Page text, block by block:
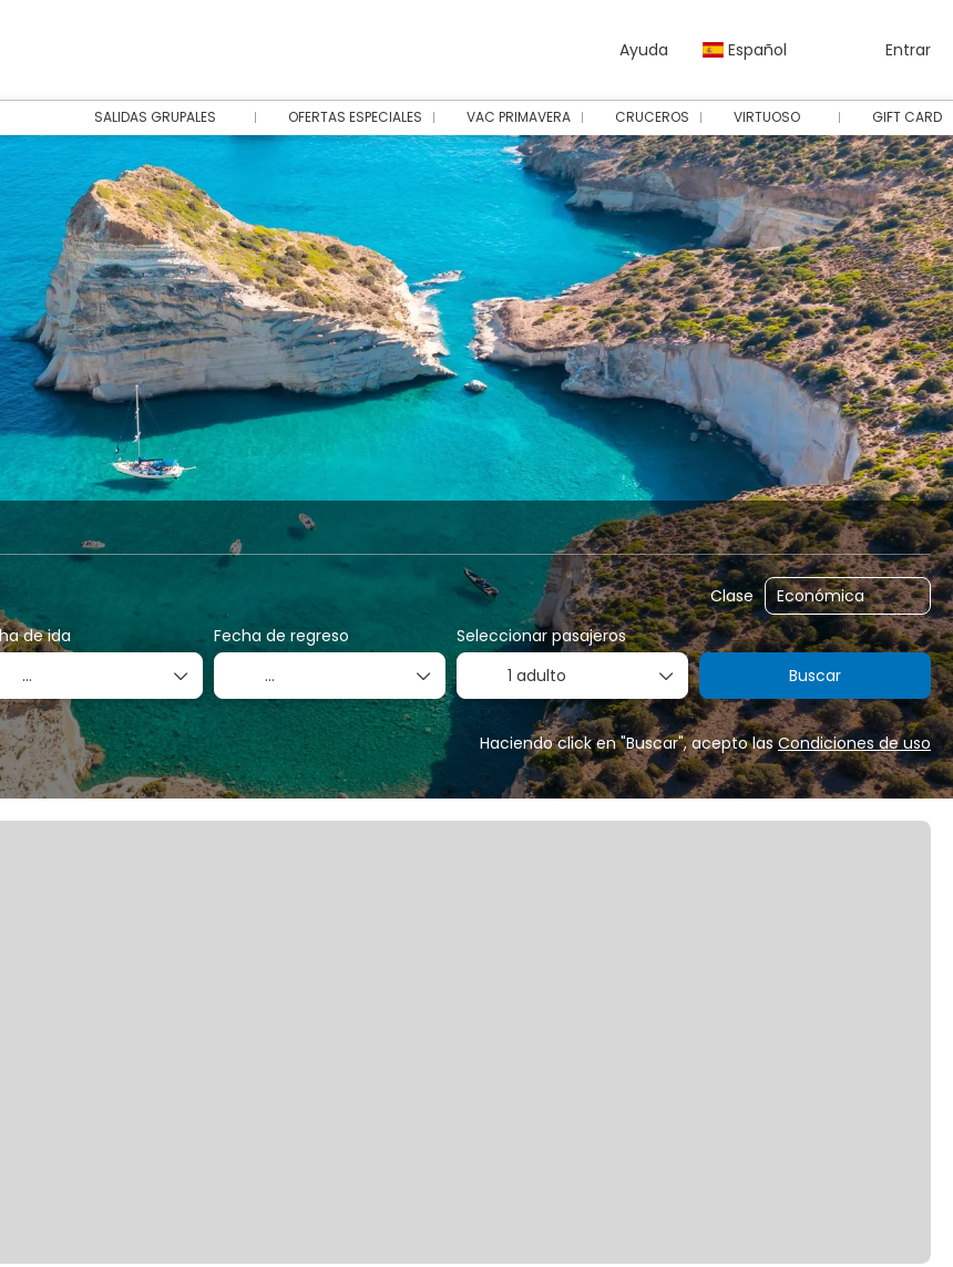
Ayuda Español Entrar
SALIDAS GRUPALES OFERTAS ESPECIALES VAC PRIMAVERA CRUCEROS VIRTUOSO GIFT CARD
Paquetes Alquilar un coche Routing
Clase
de ida Fecha de regreso
Seleccionar pasajeros
1 adulto
Buscar
Haciendo click en "Buscar", acepto lasCondiciones de uso